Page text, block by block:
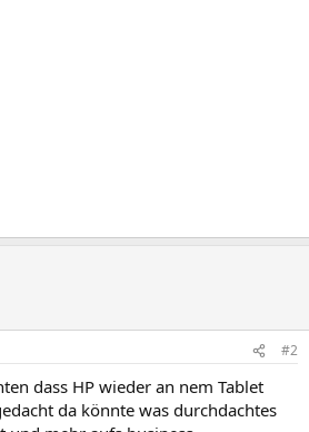
#2
dass HP wieder an nem Tablet
da könnte was durchdachtes